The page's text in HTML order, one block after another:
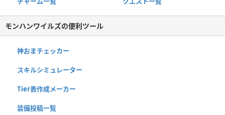
モンハンワイルズの便利ツール
神おまチェッカー
スキルシミュレーター
Tier表作成メーカー
装備投稿一覧